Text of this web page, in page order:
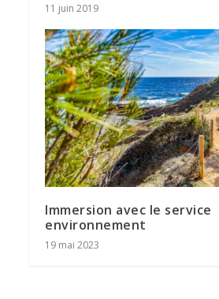
11 juin 2019
Immersion avec le service
environnement
19 mai 2023